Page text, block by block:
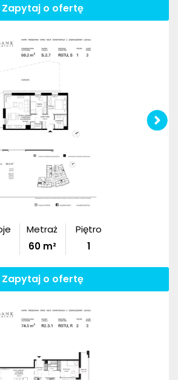
Zapytaj o ofertę
Metraż
60m²
Piętro
1
Zapytaj o ofertę